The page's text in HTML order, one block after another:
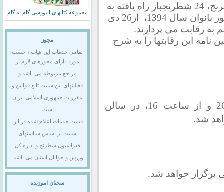
به گزارش روابط عمومی فدراسیون شطرنج، 24 شطرنجباز راه یافته به
مرحله نهایی رقابتهای شطرنج قهرمانی کشور بانوان سال 1394، از26 دی
به رقابت می پردازند.
این رقابتها را به شرح
مسابقات از روز شنبه 26/10/94 و از ساعت 16، در سالن
شد.
مجموعه کتابهای اموزشی گام به گام
مجوز
تمامی خدمات این هیات ، حسب
مورد دارای مجوزهای لازم از
مراجع مربوطه می باشد و
فعالیتهای این سایت تابع قوانین و
مقررات جمهوری اسلامی ایران
است.
قیمت خدمات اعلام شده در این
سایت بر اساس سیاستهای
فدراسیون شطرنج و اداره کل
ورزش و جوانان استان می باشد.
سخنان اموزنده